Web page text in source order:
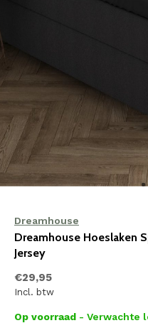
Dreamhouse
Dreamhouse Hoeslaken
Jersey
€29,95
Incl. btw
Op voorraad - Verwachte